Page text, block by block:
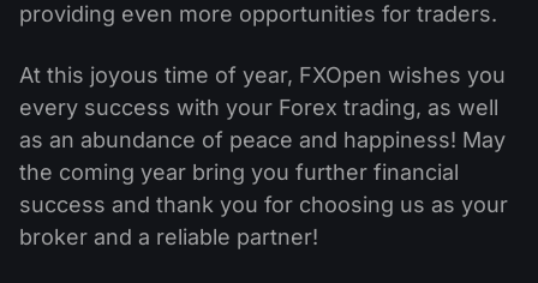
什么是外汇经纪商？
providing even more opportunities for traders.
At this joyous time of year, FXOpen wishes you
every success with your Forex trading, as well
as an abundance of peace and happiness! May
the coming year bring you further financial
success and thank you for choosing us as your
broker and a reliable partner!